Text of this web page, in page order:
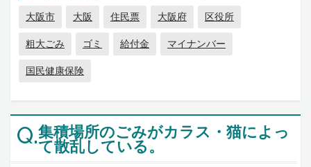
大阪市 大阪 住民票 大阪府
区役所
粗大ごみ
ゴミ 給付金
マイナンバー
国民健康保険
Q.集積場所のごみがカラス・猫によっ
て散乱している。